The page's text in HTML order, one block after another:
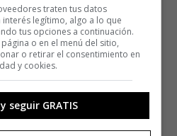
traten tus datos
legítimo, algo a lo que
tus opciones a continuación.
o en el menú del sitio,
o retirar el consentimiento en
y cookies.
seguir GRATIS